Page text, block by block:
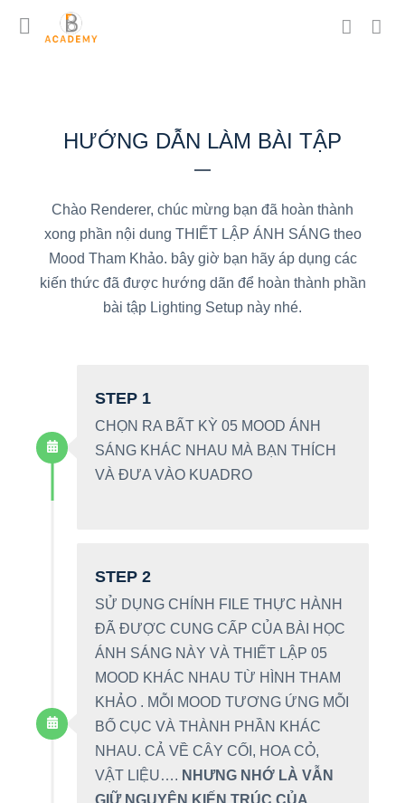
HƯỚNG DẪN LÀM BÀI TẬP
Chào Renderer, chúc mừng bạn đã hoàn thành
xong phần nội dung THIẾT LẬP ÁNH SÁNG theo
Mood Tham Khảo. bây giờ bạn hãy áp dụng các
kiến thức đã được hướng dãn để hoàn thành phần
bài tập Lighting Setup này nhé.
STEP 1
CHỌN RA BẤT KỲ 05 MOOD ÁNH
SÁNG KHÁC NHAU MÀ BẠN THÍCH
VÀ ĐƯA VÀO KUADRO
STEP 2
SỬ DỤNG CHÍNH FILE THỰC HÀNH
ĐÃ ĐƯỢC CUNG CẤP CỦA BÀI HỌC
ÁNH SÁNG NÀY VÀ THIẾT LẬP 05
MOOD KHÁC NHAU TỪ HÌNH THAM
KHẢO . MỖI MOOD TƯƠNG ỨNG MỖI
BỐ CỤC VÀ THÀNH PHẦN KHÁC
NHAU. CẢ VỀ CÂY CỐI, HOA CỎ,
VẬT LIỆU…. NHƯNG NHỚ LÀ VẪN
GIỮ NGUYÊN KIẾN TRÚC CỦA